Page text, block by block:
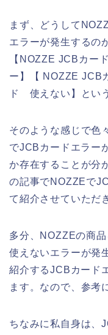
まず、どうして
エラーが発生するの
【NOZZE JCBカー
ー】【 NOZZE
ド 使えない】とい
そのような感じで色
でJCBカードエラー
か存在することが分
の記事でNOZZEで
て紹介させていただ
多分、NOZZEの商
使えないエラーが発
紹介するJCBカード
ます。なので、参考
ちなみに私自身は、